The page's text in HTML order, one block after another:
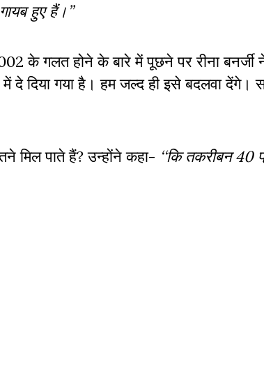
हुए हैं।’’
के गलत होने के बारे में पूछने पर रीना बनर्जी
दिया गया है। हम जल्द ही इसे बदलवा देंगे।
मिल पाते हैं? उन्होंने कहा- ‘‘कि तकरीबन 40